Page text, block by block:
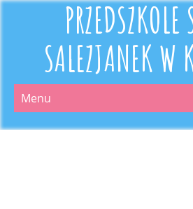
SALEZJANEK W
Menu